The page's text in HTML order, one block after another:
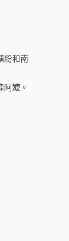
粉和南
嬤。